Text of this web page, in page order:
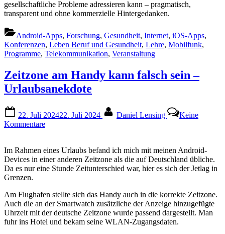
gesellschaftliche Probleme adressieren kann – pragmatisch,
transparent und ohne kommerzielle Hintergedanken.
Android-Apps, Forschung, Gesundheit, Internet, iOS-Apps,
Konferenzen, Leben Beruf und Gesundheit, Lehre, Mobilfunk,
Programme, Telekommunikation, Veranstaltung
Zeitzone am Handy kann falsch sein –
Urlaubsanekdote
on
22. Juli 202422. Juli 2024 Daniel Lensing
Keine
Kommentarezu
Handy
kann
falsch
Urlaubsanekdote
Im Rahmen eines Urlaubs befand ich mich mit meinen Android-
Devices in einer anderen Zeitzone als die auf Deutschland übliche.
Da es nur eine Stunde Zeitunterschied war, hier es sich der Jetlag in
Grenzen.
Am Flughafen stellte sich das Handy auch in die korrekte Zeitzone.
Auch die an der Smartwatch zusätzliche der Anzeige hinzugefügte
Uhrzeit mit der deutsche Zeitzone wurde passend dargestellt. Man
fuhr ins Hotel und bekam seine WLAN-Zugangsdaten.